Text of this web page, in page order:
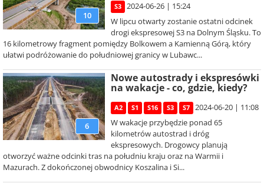
10
S3
2024-06-26 | 15:24
W lipcu otwarty zostanie ostatni odcinek
drogi ekspresowej S3 na Dolnym Śląsku. To
16 kilometrowy fragment pomiędzy Bolkowem a Kamienną Górą, który
ułatwi podróżowanie do południowej granicy w Lubawc...
6
Nowe autostrady i ekspresówki
na wakacje - co, gdzie, kiedy?
A2 S1 S16 S3 S7
2024-06-20 | 11:08
W wakacje przybędzie ponad 65
kilometrów autostrad i dróg
ekspresowych. Drogowcy planują
otworzyć ważne odcinki tras na południu kraju oraz na Warmii i
Mazurach. Z dokończonej obwodnicy Koszalina i Si...